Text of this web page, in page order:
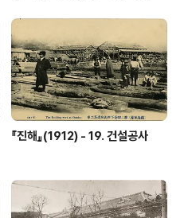
『진해』(1912) - 19. 건설공사